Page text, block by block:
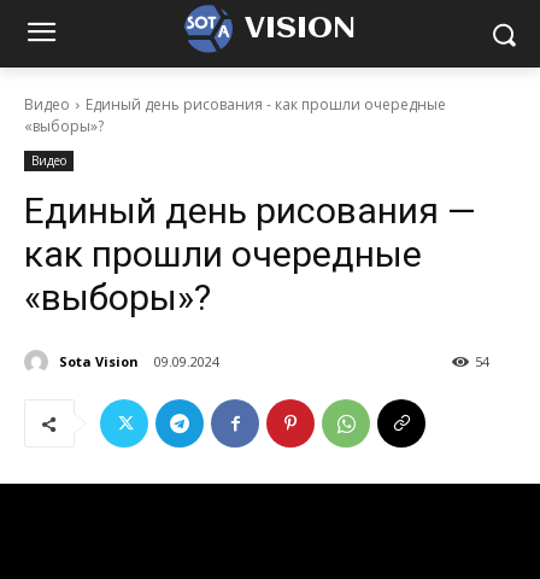
VISION
Видео
Единый день рисования - как прошли очередные
«выборы»?
Видео
Единый день рисования —
как прошли очередные
«выборы»?
Sota Vision 09.09.2024 54